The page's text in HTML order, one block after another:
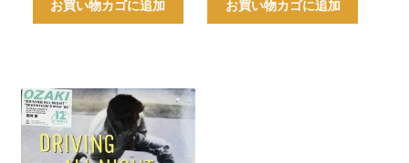
お買い物カゴに追加 お買い物カゴに追加